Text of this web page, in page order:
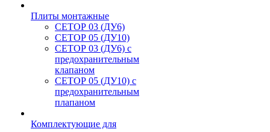
Плиты монтажные
CЕТОР 03 (ДУ6)
CЕТОР 05 (ДУ10)
CЕТОР 03 (ДУ6) с
предохранительным
клапаном
CЕТОР 05 (ДУ10) с
предохранительным
плапаном
Комплектующие для